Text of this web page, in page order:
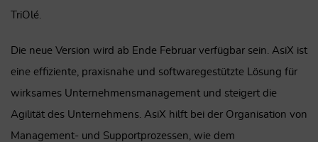
TriOlé.
Die neue Version wird ab Ende Februar verfügbar sein. AsiX ist
eine effiziente, praxisnahe und softwaregestützte Lösung für
wirksames Unternehmensmanagement und steigert die
Agilität des Unternehmens. AsiX hilft bei der Organisation von
Management- und Supportprozessen, wie dem